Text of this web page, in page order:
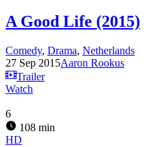
A Good Life (2015)
Comedy, Drama, Netherlands
27 Sep 2015Aaron Rookus
Trailer
Watch
6
108 min
HD